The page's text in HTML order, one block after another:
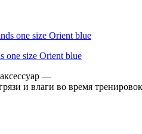
one size Orient blue
аксессуар —
и влаги во время тренировок